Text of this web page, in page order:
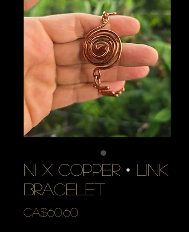
NI x copper • link
bracelet
CA$60.60価